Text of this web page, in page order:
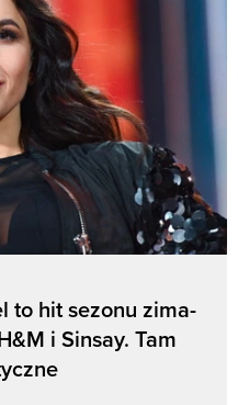
to hit sezonu zima-
i Sinsay. Tam